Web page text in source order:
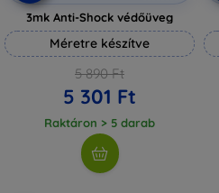
3mk Anti-Shock védőüveg
Méretre készítve
5 890 Ft
5 301 Ft
Raktáron > 5 darab